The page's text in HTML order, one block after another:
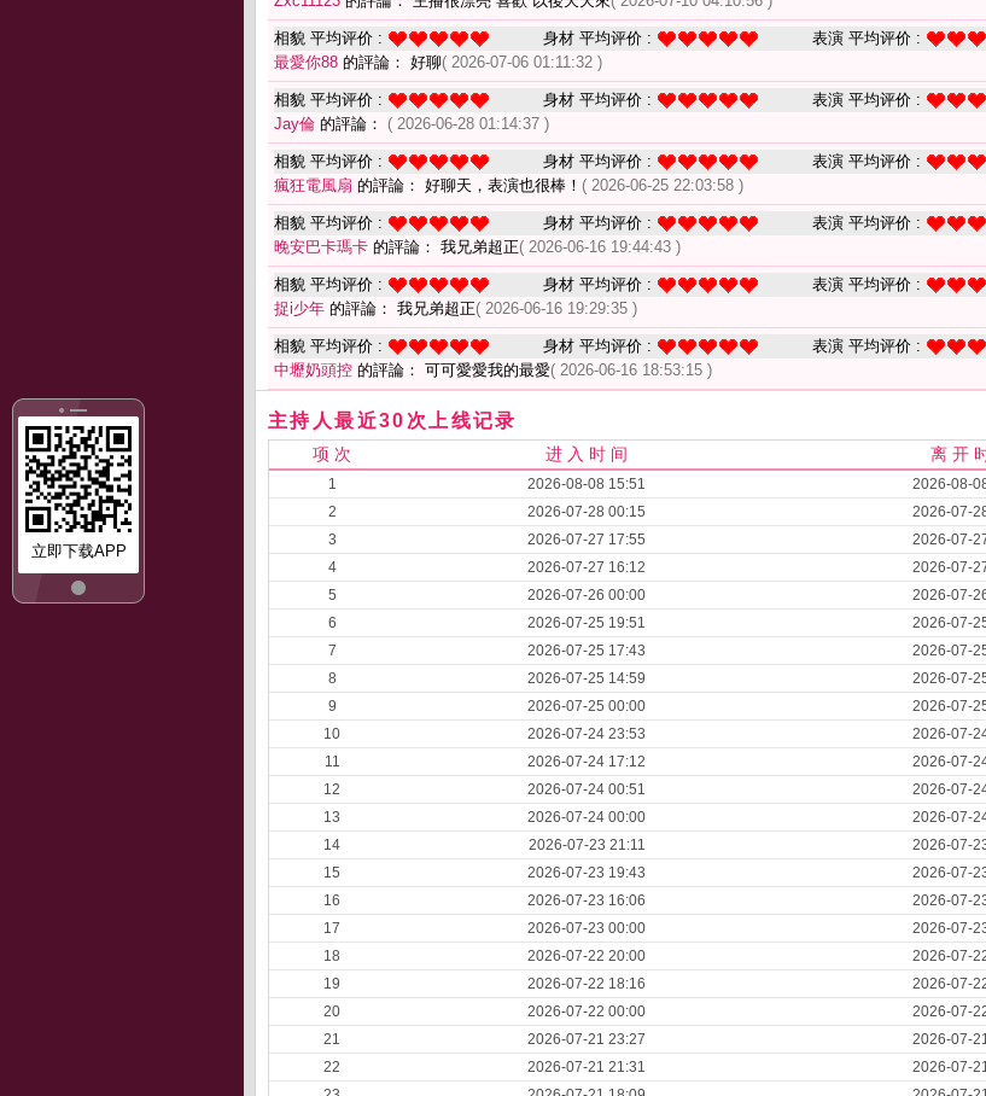
立即下载APP
相貌 平均评价 : 身材 平均评价 : 表演 平均评价 :
最愛你88 的評論： 好聊( 2026-07-06 01:11:32 )
相貌 平均评价 : 身材 平均评价 : 表演 平均评价 :
Jay倫 的評論： ( 2026-06-28 01:14:37 )
相貌 平均评价 : 身材 平均评价 : 表演 平均评价 :
瘋狂電風扇 的評論： 好聊天，表演也很棒！ ( 2026-06-25 22:03:58 )
相貌 平均评价 : 身材 平均评价 : 表演 平均评价 :
晚安巴卡瑪卡 的評論： 我兄弟超正( 2026-06-16 19:44:43 )
相貌 平均评价 : 身材 平均评价 : 表演 平均评价 :
捉i少年 的評論： 我兄弟超正( 2026-06-16 19:29:35 )
相貌 平均评价 : 身材 平均评价 : 表演 平均评价 :
中壢奶頭控 的評論： 可可愛愛我的最愛( 2026-06-16 18:53:15 )
主持人最近30次上线记录
项 次 进 入 时 间 离 开
1 2026-08-08 15:51 2026-08-
2
2026-07-28 00:15 2026-07-
3
2026-07-27 17:55 2026-07-
4
2026-07-27 16:12 2026-07-
5
2026-07-26 00:00 2026-07-
6
2026-07-25 19:51 2026-07-
7
2026-07-25 17:43 2026-07-
8
2026-07-25 14:59 2026-07-
9
2026-07-25 00:00 2026-07-
10
2026-07-24 23:53 2026-07-
11
2026-07-24 17:12 2026-07-
12
2026-07-24 00:51 2026-07-
13
2026-07-24 00:00 2026-07-
14
2026-07-23 21:11 2026-07-
15
2026-07-23 19:43 2026-07-
16
2026-07-23 16:06 2026-07-
17
2026-07-23 00:00 2026-07-
18
2026-07-22 20:00 2026-07-
19
2026-07-22 18:16 2026-07-
20
2026-07-22 00:00 2026-07-
21
2026-07-21 23:27 2026-07-
22
2026-07-21 21:31 2026-07-